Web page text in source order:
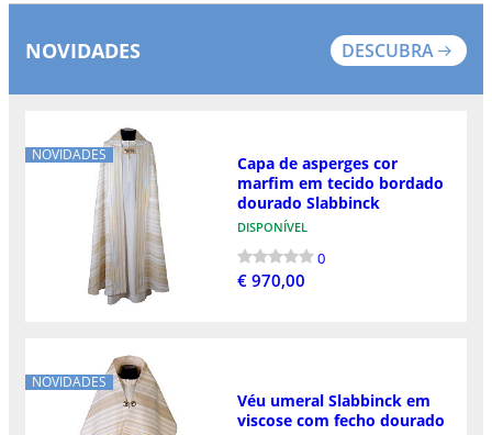
NOVIDADES DESCUBRA
NOVIDADES
Capa de asperges cor
marfim em tecido bordado
dourado Slabbinck
DISPONÍVEL
0
€ 970,00
NOVIDADES
Véu umeral Slabbinck em
viscose com fecho dourado